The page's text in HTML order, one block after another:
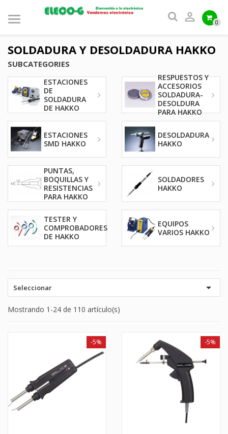
 0
SOLDADURA Y DESOLDADURA HAKKO
SUBCATEGORIES
ESTACIONES
DE
SOLDADURA
DE HAKKO
RESPUESTOS Y
ACCESORIOS
SOLDADURA-
DESOLDURA
PARA HAKKO
ESTACIONES
SMD HAKKO
DESOLDADURA
HAKKO
PUNTAS,
BOQUILLAS Y
RESISTENCIAS
PARA HAKKO
SOLDADORES
HAKKO
TESTER Y
COMPROBADORES
DE HAKKO
EQUIPOS
VARIOS HAKKO
Seleccionar 
Mostrando 1-24 de 110 artículo(s)
-5% -5%